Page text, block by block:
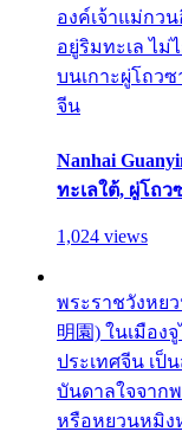
องค์เจ้าแม่กว
อยู่ริมทะเล ไม่
บนเกาะผู่โถว
จีน
Nanhai
ทะเลใต้, ผู่โถ
1,024 views
พระราชวังหยว
明園) ในเมือง
ประเทศจีน เป็
บันดาลใจจากพ
หรือหยวนหมิง